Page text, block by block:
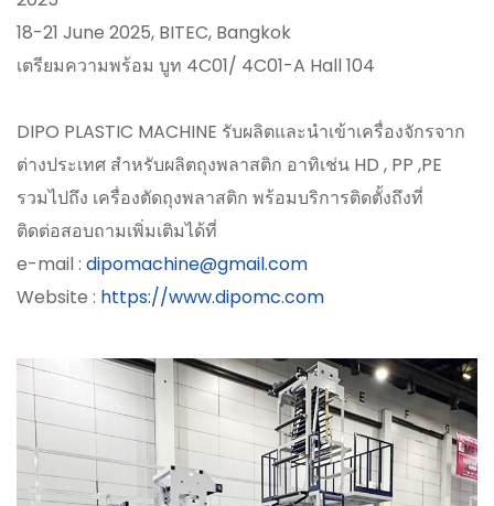
18-21 June 2025, BITEC, Bangkok
เตรียมความพร้อม บูท 4C01/ 4C01-A Hall 104
DIPO PLASTIC MACHINE รับผลิตและนำเข้าเครื่องจักรจาก
ต่างประเทศ สำหรับผลิตถุงพลาสติก อาทิเช่น HD , PP ,PE
รวมไปถึง เครื่องตัดถุงพลาสติก พร้อมบริการติดตั้งถึงที่
ติดต่อสอบถามเพิ่มเติมได้ที่
e-mail : dipomachine@gmail.com
Website : https://www.dipomc.com